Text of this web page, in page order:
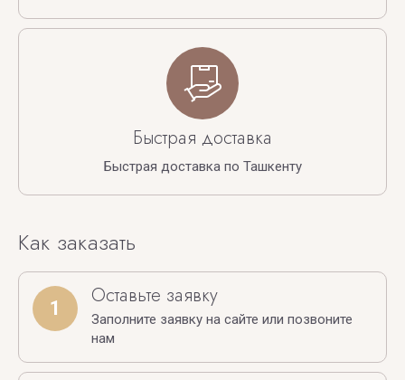
Быстрая доставка
Быстрая доставка по Ташкенту
Как заказать
1 Оставьте заявку
Заполните заявку на сайте или позвоните
нам